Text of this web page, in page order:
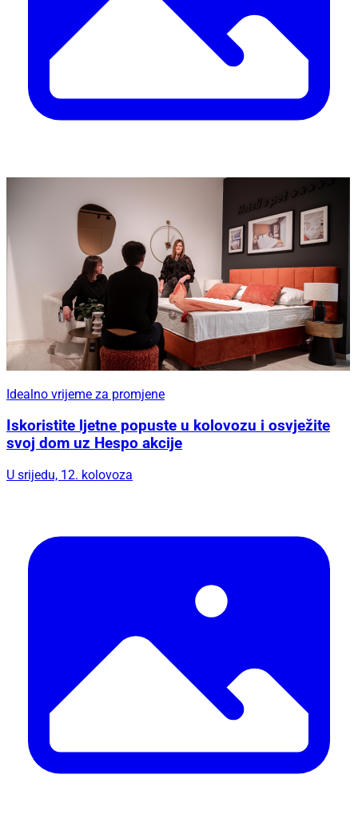
Idealno vrijeme za promjene
Iskoristite ljetne popuste u kolovozu i osvježite
svoj dom uz Hespo akcije
U srijedu, 12. kolovoza